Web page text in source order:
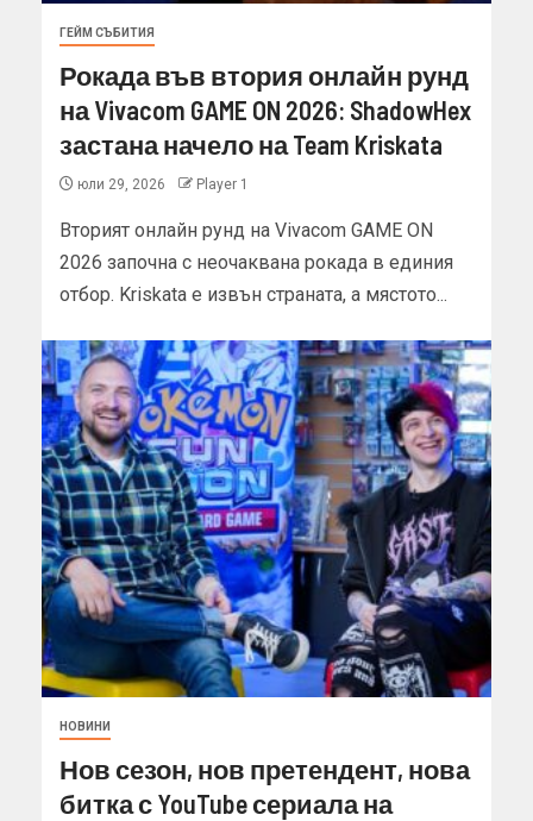
ГЕЙМ СЪБИТИЯ
Рокада във втория онлайн рунд
на Vivacom GAME ON 2026: ShadowHex
застана начело на Team Kriskata
юли 29, 2026 Player 1
Вторият онлайн рунд на Vivacom GAME ON
2026 започна с неочаквана рокада в единия
отбор. Kriskata е извън страната, а мястото...
НОВИНИ
Нов сезон, нов претендент, нова
битка с YouTube сериала на